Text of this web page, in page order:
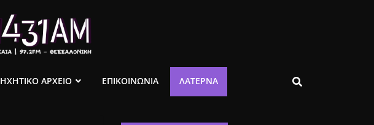
ΗΧΗΤΙΚΟ ΑΡΧΕΙΟ ΕΠΙΚΟΙΝΩΝΙΑ ΛΑΤΈΡΝΑ